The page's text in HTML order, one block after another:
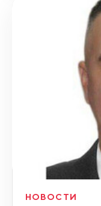
НОВОСТИ